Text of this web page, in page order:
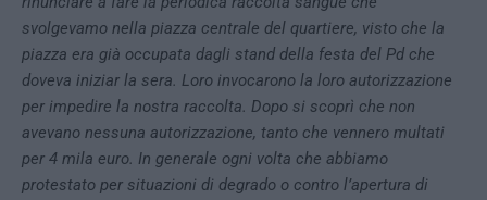
svolgevamo nella piazza centrale del quartiere, visto che la
piazza era già occupata dagli stand della festa del Pd che
doveva iniziar la sera. Loro invocarono la loro autorizzazione
per impedire la nostra raccolta. Dopo si scoprì che non
avevano nessuna autorizzazione, tanto che vennero multati
per 4 mila euro. In generale ogni volta che abbiamo
protestato per situazioni di degrado o contro l’apertura di